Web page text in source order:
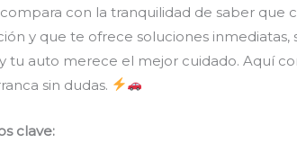
con la tranquilidad de saber
y que te ofrece soluciones
tu auto merece el mejor cuidado. Aquí
sin dudas.
clave: